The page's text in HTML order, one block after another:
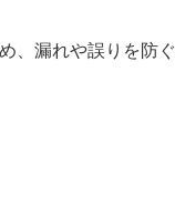
、漏れや誤りを防ぐ